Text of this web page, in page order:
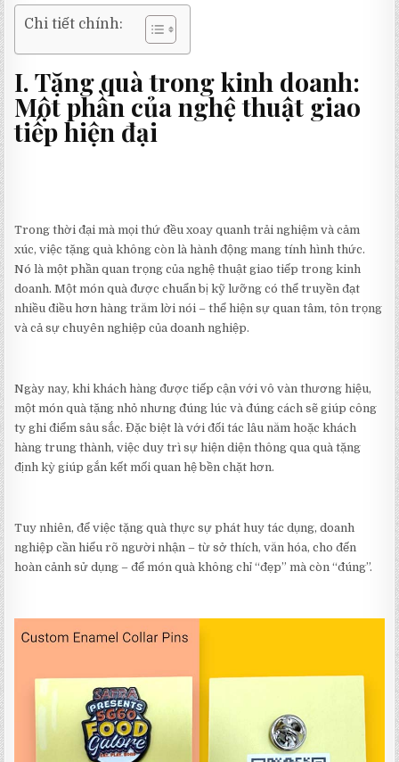
Chi tiết chính:
I. Tặng quà trong kinh doanh:
Một phần của nghệ thuật giao
tiếp hiện đại
Trong thời đại mà mọi thứ đều xoay quanh trải nghiệm và cảm
xúc, việc tặng quà không còn là hành động mang tính hình thức.
Nó là một phần quan trọng của nghệ thuật giao tiếp trong kinh
doanh. Một món quà được chuẩn bị kỹ lưỡng có thể truyền đạt
nhiều điều hơn hàng trăm lời nói – thể hiện sự quan tâm, tôn trọng
và cả sự chuyên nghiệp của doanh nghiệp.
Ngày nay, khi khách hàng được tiếp cận với vô vàn thương hiệu,
một món quà tặng nhỏ nhưng đúng lúc và đúng cách sẽ giúp công
ty ghi điểm sâu sắc. Đặc biệt là với đối tác lâu năm hoặc khách
hàng trung thành, việc duy trì sự hiện diện thông qua quà tặng
định kỳ giúp gắn kết mối quan hệ bền chặt hơn.
Tuy nhiên, để việc tặng quà thực sự phát huy tác dụng, doanh
nghiệp cần hiểu rõ người nhận – từ sở thích, văn hóa, cho đến
hoàn cảnh sử dụng – để món quà không chỉ “đẹp” mà còn “đúng”.